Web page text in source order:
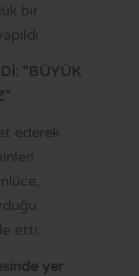
bir
“BÜYÜK
ederek
etti:
yer